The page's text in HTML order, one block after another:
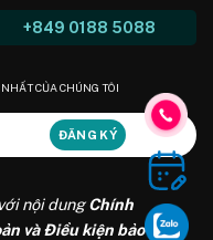
+849 0188 5088
CỦA CHÚNG TÔI
nội dungChính
và Điều kiện bảo